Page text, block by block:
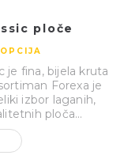
ploče
je fina, bijela kruta
Forexa je
izbor laganih,
ploča...